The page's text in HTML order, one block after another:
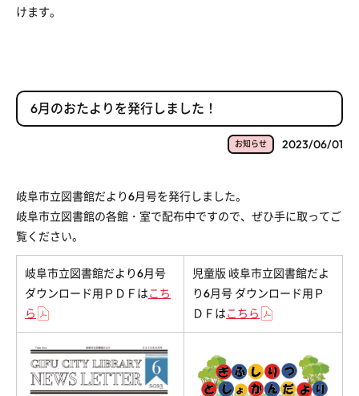
けます。
6月のおたよりを発行しました！
お知らせ 2023/06/01
岐阜市立図書館だより6月号を発行しました。
岐阜市立図書館の各館・室で配布中ですので、ぜひ手に取ってご
覧ください。
岐阜市立図書館だより6月号
ダウンロード用ＰＤＦはこち
ら
児童版 岐阜市立図書館だよ
り6月号 ダウンロード用Ｐ
ＤＦはこちら